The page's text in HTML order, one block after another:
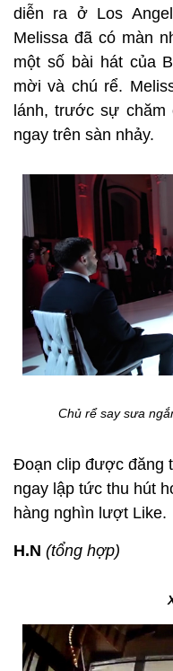
diễn ra ở Los
Melissa đã có màn
một số bài hát của
mời và chú rể.
lánh, trước sự chăm
ngay trên sàn nhảy.
Chủ rể say sưa
Đoạn clip được đăng
ngay lập tức thu hút
hàng nghìn lượt Like.
H.N (tổng hợp)